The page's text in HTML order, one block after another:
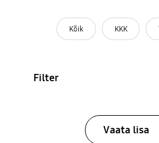
Kõik KKK
Filter
Vaata lisa